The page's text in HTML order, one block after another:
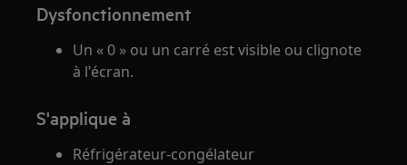
Dysfonctionnement
Un « 0 » ou un carré est visible ou clignote
à l'écran.
S'applique à
Réfrigérateur-congélateur